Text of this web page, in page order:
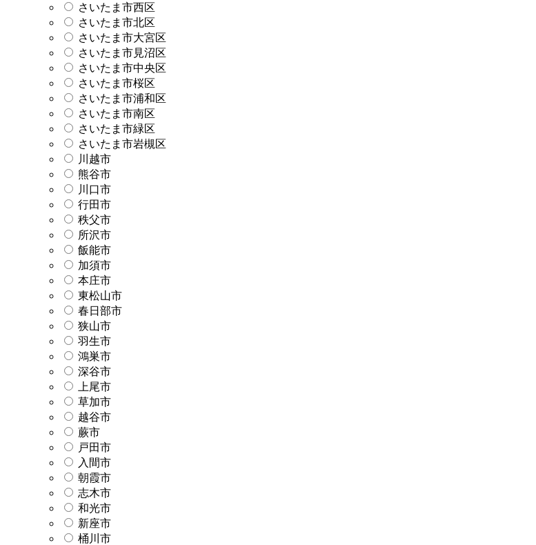
さいたま市西区
さいたま市北区
さいたま市大宮区
さいたま市見沼区
さいたま市中央区
さいたま市桜区
さいたま市浦和区
さいたま市南区
さいたま市緑区
さいたま市岩槻区
川越市
熊谷市
川口市
行田市
秩父市
所沢市
飯能市
加須市
本庄市
東松山市
春日部市
狭山市
羽生市
鴻巣市
深谷市
上尾市
草加市
越谷市
蕨市
戸田市
入間市
朝霞市
志木市
和光市
新座市
桶川市